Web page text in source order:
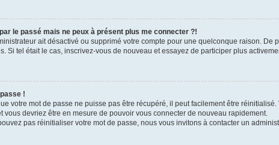
le passé mais ne peux à présent plus me connecter ?!
ait désactivé ou supprimé votre compte pour une quelconque raison.
Si tel était le cas, inscrivez-vous de nouveau et essayez de participer plus
!
votre mot de passe ne puisse pas être récupéré, il peut facilement être
vous devriez être en mesure de pouvoir vous connecter de nouveau rapidement.
pas réinitialiser votre mot de passe, nous vous invitons à contacter un